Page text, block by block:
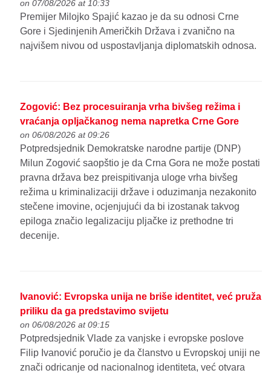
on 07/08/2026 at 10:33
Premijer Milojko Spajić kazao je da su odnosi Crne
Gore i Sjedinjenih Američkih Država i zvanično na
najvišem nivou od uspostavljanja diplomatskih odnosa.
Zogović: Bez procesuiranja vrha bivšeg režima i
vraćanja opljačkanog nema napretka Crne Gore
on 06/08/2026 at 09:26
Potpredsjednik Demokratske narodne partije (DNP)
Milun Zogović saopštio je da Crna Gora ne može postati
pravna država bez preispitivanja uloge vrha bivšeg
režima u kriminalizaciji države i oduzimanja nezakonito
stečene imovine, ocjenjujući da bi izostanak takvog
epiloga značio legalizaciju pljačke iz prethodne tri
decenije.
Ivanović: Evropska unija ne briše identitet, već pruža
priliku da ga predstavimo svijetu
on 06/08/2026 at 09:15
Potpredsjednik Vlade za vanjske i evropske poslove
Filip Ivanović poručio je da članstvo u Evropskoj uniji ne
znači odricanje od nacionalnog identiteta, već otvara